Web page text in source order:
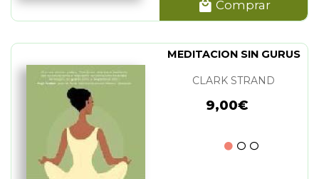
Comprar
MEDITACION SIN GURUS
CLARK STRAND
9,00€